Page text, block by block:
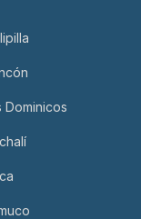
Dominicos